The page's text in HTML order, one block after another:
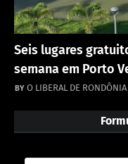
Seis lugares
semana em Porto
O LIBERAL DE RONDÔNIA